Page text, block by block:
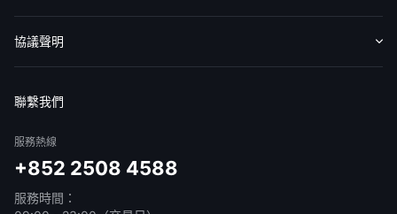
收費標準
交易工具
幫助中心
協議聲明
聯繫我們
服務熱線
+852 2508 4588
服務時間：